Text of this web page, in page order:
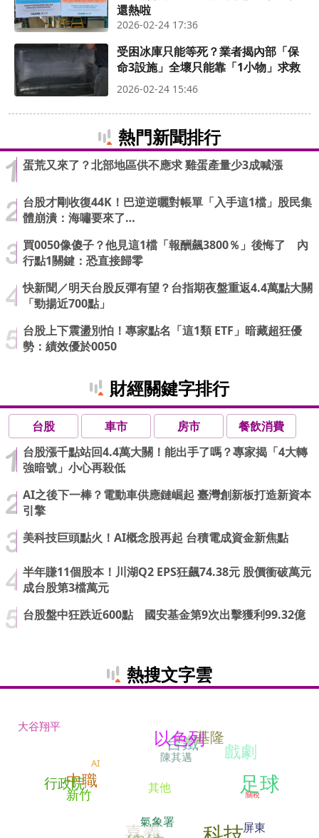
還熱啦
2026-02-24 17:36
受困冰庫只能等死？業者揭內部「保
命3設施」全壞只能靠「1小物」求救
2026-02-24 15:46
熱門新聞排行
蛋荒又來了？北部地區供不應求 雞蛋產量少3成喊漲
台股才剛收復44K！巴逆逆曬對帳單「入手這1檔」股民集
體崩潰：海嘯要來了…
買0050像傻子？他見這1檔「報酬飆3800％」後悔了 內
行點1關鍵：恐直接歸零
快新聞／明天台股反彈有望？台指期夜盤重返4.4萬點大關
「勁揚近700點」
台股上下震盪別怕！專家點名「這1類 ETF」暗藏超狂優
勢：績效優於0050
財經關鍵字排行
台股 車市 房市
餐飲消費
台股漲千點站回4.4萬大關！能出手了嗎？專家揭「4大轉
強暗號」小心再殺低
AI之後下一棒？電動車供應鏈崛起 臺灣創新板打造新資本
引擎
美科技巨頭點火！AI概念股再起 台積電成資金新焦點
半年賺11個股本！川湖Q2 EPS狂飆74.38元 股價衝破萬元
成台股第3檔萬元
台股盤中狂跌近600點 國安基金第9次出擊獲利99.32億
熱搜文字雲
大谷翔平
行政院
關稅
台鐵
陳其邁
中職
蘇貞昌
氣象署
AI
新竹 其他
基隆
屏東
嘉義
以色列
戲劇
足球